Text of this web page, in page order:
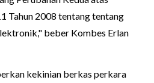
Tahun 2008 tentang tentang
beber Kombes Erlan
kekinian berkas perkara